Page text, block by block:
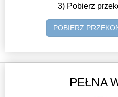
3) Pobierz
POBIERZ
PEŁNA